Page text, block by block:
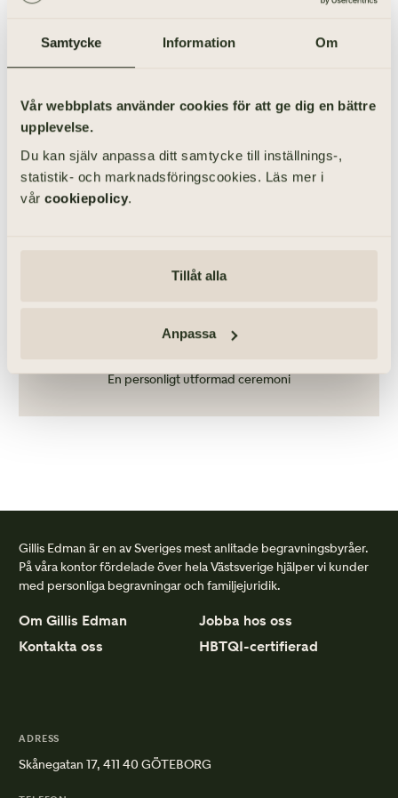
Samtycke Information Om
Vår webbplats använder cookies för att ge dig en bättre
upplevelse.
Du kan själv anpassa ditt samtycke till inställnings-,
statistik- och marknadsföringscookies. Läs mer i
vår cookiepolicy.
Tillåt alla
Anpassa
Borgerlig begravning
En personligt utformad ceremoni
Gillis Edman är en av Sveriges mest anlitade begravningsbyråer.
På våra kontor fördelade över hela Västsverige hjälper vi kunder
med personliga begravningar och familjejuridik.
Om Gillis Edman
Jobba hos oss
Kontakta oss
HBTQI-certifierad
ADRESS
Skånegatan 17, 411 40 GÖTEBORG